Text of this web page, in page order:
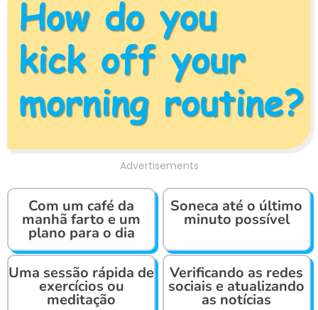
Advertisements
Com um café da
manhã farto e um
plano para o dia
Soneca até o último
minuto possível
Uma sessão rápida de
exercícios ou
meditação
Verificando as redes
sociais e atualizando
as notícias